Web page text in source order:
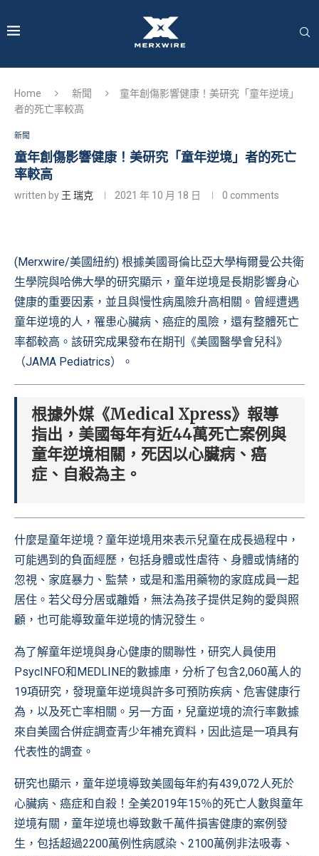
Home 新聞
童年創傷影響健康！美研究「童年逆境」
者的死亡率較高
新聞
童年創傷影響健康！美研究「童年逆境」者的死亡
率較高
written by 王 瑞克 2021 年 10 月 18 日 0 comments
(Merxwire/美國紐約) 根據美國哥倫比亞大學梅爾曼公共衛
生學院與哈佛大學的研究顯示，童年逆境是長期影響身心
健康的重要因素，並且與慢性病風險升高相關。曾經遭遇
童年逆境的人，罹患心臟病、癌症的風險，還有整體死亡
率都較高。該研究成果發布在期刊《美國醫學會兒科》
（JAMA Pediatrics）。
根據外媒《Medical Xpress》報導
指出，美國每年有近44萬死亡案例與
童年逆境相關，死因以心臟病、癌
症、自殺為主。
什麼是童年逆境？童年逆境用來表示兒童在成長過程中，
可能遇到的負面經歷，包括身體或性虐待、身體或情緒的
忽視、家庭暴力、監禁，或是和濫用藥物的家庭成員一起
居住。若父母分居或離婚，無法為孩子提供足夠的愛與照
顧，也可能導致童年逆境的情況發生。
為了解童年逆境與身心健康的關聯性，研究人員使用
PsycINFO和MEDLINE的數據庫，分析了包含2,060萬人的
19項研究，發現童年逆境與許多可預防疾病、危害健康行
為，以及死亡率相關。另一方面，兒童逆境的流行率數據
來自美國合併症調查青少年補充資料，因此這是一項具有
代表性的調查。
研究也顯示，童年逆境導致美國每年約有439,072人死於
心臟病、癌症和自殺！全美2019年15％的死亡人數與童年
逆境有關，童年逆境也導致數千萬件損害健康的案例發
生，包括超過2200萬例性病感染、2100萬例非法吸毒、